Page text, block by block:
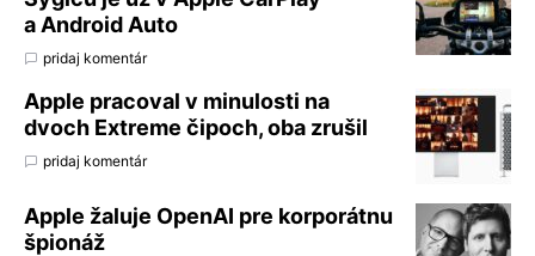
a Android Auto
pridaj komentár
Apple pracoval v minulosti na
dvoch Extreme čipoch, oba zrušil
pridaj komentár
Apple žaluje OpenAI pre korporátnu
špionáž